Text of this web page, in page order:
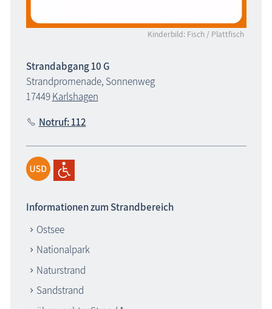
Kinderbild: Fisch / Plattfisch
Strandabgang 10 G
Strandpromenade, Sonnenweg
17449Karlshagen
Notruf: 112
Informationen zum Strandbereich
Ostsee
Nationalpark
Naturstrand
Sandstrand